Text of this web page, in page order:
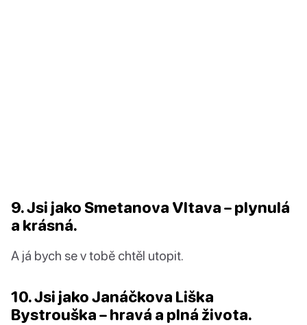
9. Jsi jako Smetanova Vltava – plynulá
a krásná.
A já bych se v tobě chtěl utopit.
10. Jsi jako Janáčkova Liška
Bystrouška – hravá a plná života.